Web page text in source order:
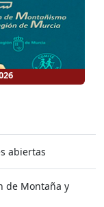
abiertas
de Montaña y